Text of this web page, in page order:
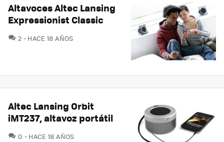
Altavoces Altec Lansing
Expressionist Classic
2 COMENTARIOS
HACE 18 AÑOS
Altec Lansing Orbit
iMT237, altavoz portátil
0 COMENTARIOS
HACE 18 AÑOS